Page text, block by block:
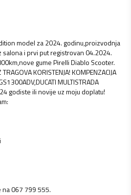
model za 2024. godinu,proizvodnja
i prvi put registrovan 04.2024.
gume Pirelli Diablo Scooter.
KORISTENJA! KOMPENZACIJA
MULTISTRADA
godiste ili novije uz moju doplatu!
067 799 555.